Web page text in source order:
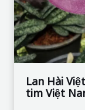
Lan Hài
tim Việt
thực
vật
từ
trái
tim
Việt